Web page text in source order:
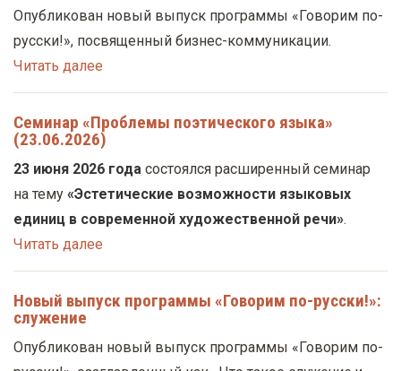
Опубликован новый выпуск программы «Говорим по-
русски!», посвященный бизнес-коммуникации.
Читать далее
Семинар «Проблемы поэтического языка»
(23.06.2026)
23 июня 2026 года состоялся расширенный семинар
на тему «Эстетические возможности языковых
единиц в современной художественной речи».
Читать далее
Новый выпуск программы «Говорим по-русски!»:
служение
Опубликован новый выпуск программы «Говорим по-